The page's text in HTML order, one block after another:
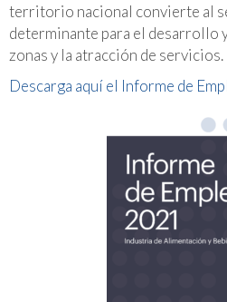
territorio nacional convierte al
determinante para el desarrollo
zonas y la atracción de servicios.
Descarga aquí el Informe de